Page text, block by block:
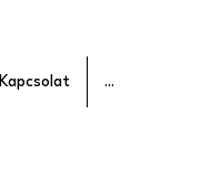
Kapcsolat ...